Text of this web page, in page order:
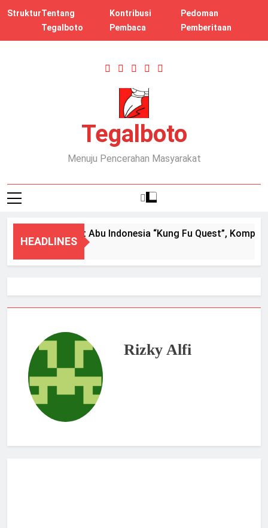
StrukturTentang
Tegalboto
Kontribusi
Pembaca
Pedoman
Pemberitaan
Tegalboto
Menuju Pencerahan Masyarakat
HEADLINES
Kontes Robot Abu Indonesia “Kung Fu Quest”,
Rizky Alfi